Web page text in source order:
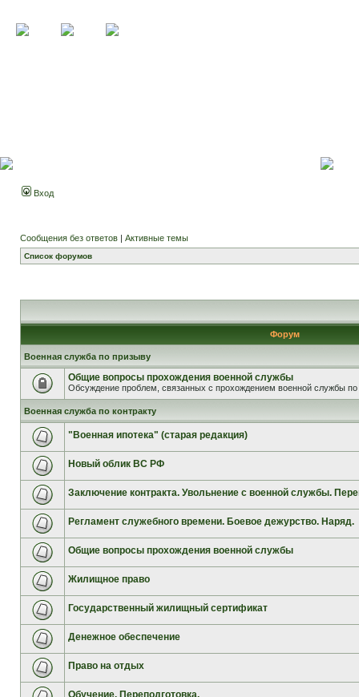
Вход
Сообщения без ответов | Активные темы
Список форумов
Форум
Военная служба по призыву
Общие вопросы прохождения военной службы
Обсуждение проблем, связанных с прохождением военной службы по
Военная служба по контракту
"Военная ипотека" (старая редакция)
Новый облик ВС РФ
Заключение контракта. Увольнение с военной службы.
Регламент служебного времени. Боевое дежурство. Наряд.
Общие вопросы прохождения военной службы
Жилищное право
Государственный жилищный сертификат
Денежное обеспечение
Право на отдых
Обучение. Переподготовка.